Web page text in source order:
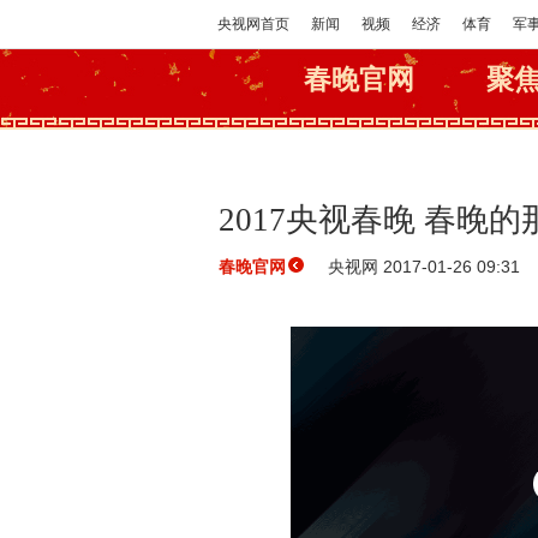
央视网首页 新闻 视频 经济 体育 军
春晚官网 聚
2017央视春晚 春晚的
春晚官网 央视网 2017-01-26 09:31